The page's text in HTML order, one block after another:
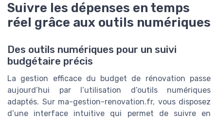
Suivre les dépenses en temps
réel grâce aux outils numériques
Des outils numériques pour un suivi
budgétaire précis
La gestion efficace du budget de rénovation passe
aujourd’hui par l’utilisation d’outils numériques
adaptés. Sur ma-gestion-renovation.fr, vous disposez
d’une interface intuitive qui permet de suivre en